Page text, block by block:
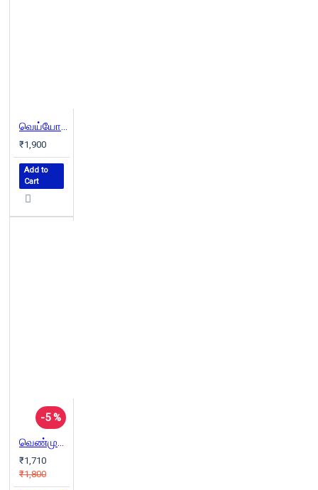
வெய்யோன் (வெண்முரசு நாவல்-09)
₹1,900
Add to
Cart
-5 %
வெண்முகில் நகரம் (வெண்முரசு நாவல்-06)
₹1,710
₹1,800